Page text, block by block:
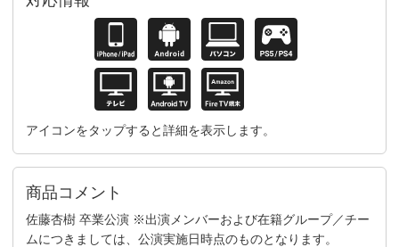
アイコンをタップすると詳細を表示します。
商品コメント
佐藤杏樹 卒業公演 ※出演メンバーおよび在籍グループ／チー
ムにつきましては、公演実施日時点のものとなります。